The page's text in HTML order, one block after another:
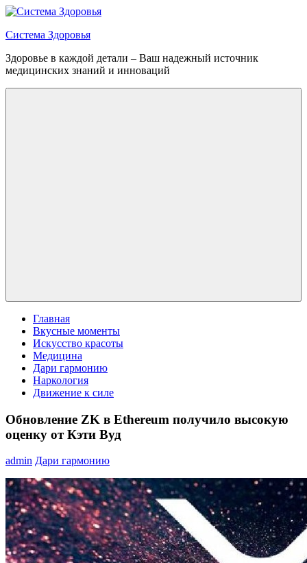
Перейти
содержимому
Система Здоровья
Здоровье в каждой детали – Ваш надежный источник
медицинских знаний и инноваций
Главная
Вкусные моменты
Искусство красоты
Медицина
Дари гармонию
Наркология
Движение к силе
Обновление ZK в Ethereum получило высокую
оценку от Кэти Вуд
admin Дари гармонию